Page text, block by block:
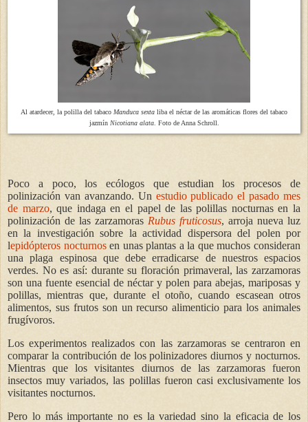
Al atardecer, la polilla del tabaco Manduca sexta liba el néctar de las aromáticas flores del tabaco
jazmín Nicotiana alata. Foto de Anna Schroll.
Poco a poco, los ecólogos que estudian los procesos de
polinización van avanzando. Un estudio publicado el pasado mes
de marzo, que indaga en el papel de las polillas nocturnas en la
polinización de las zarzamoras Rubus fruticosus, arroja nueva luz
en la investigación sobre la actividad dispersora del polen por
lepidópteros nocturnosen unas plantas a la que muchos consideran
una plaga espinosa que debe erradicarse de nuestros espacios
verdes. No es así: durante su floración primaveral, las zarzamoras
son una fuente esencial de néctar y polen para abejas, mariposas y
polillas, mientras que, durante el otoño, cuando escasean otros
alimentos, sus frutos son un recurso alimenticio para los animales
frugívoros.
Los experimentos realizados con las zarzamoras se centraron en
comparar la contribución de los polinizadores diurnos y nocturnos.
Mientras que los visitantes diurnos de las zarzamoras fueron
insectos muy variados, las polillas fueron casi exclusivamente los
visitantes nocturnos.
Pero lo más importante no es la variedad sino la eficacia de los